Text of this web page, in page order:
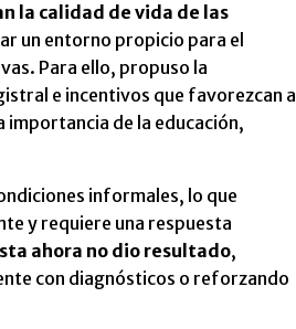
la calidad de vida de las
un entorno propicio para el
Para ello, propuso la
e incentivos que favorezcan a
importancia de la educación,
informales, lo que
y requiere una respuesta
ahora no dio resultado,
con diagnósticos o reforzando